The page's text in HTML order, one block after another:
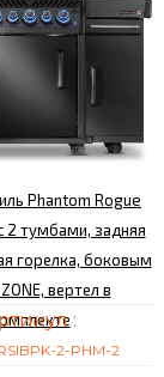
Phantom Rogue
2 тумбами, задняя
горелка, боковым
вертел в
:
2-PHM-2